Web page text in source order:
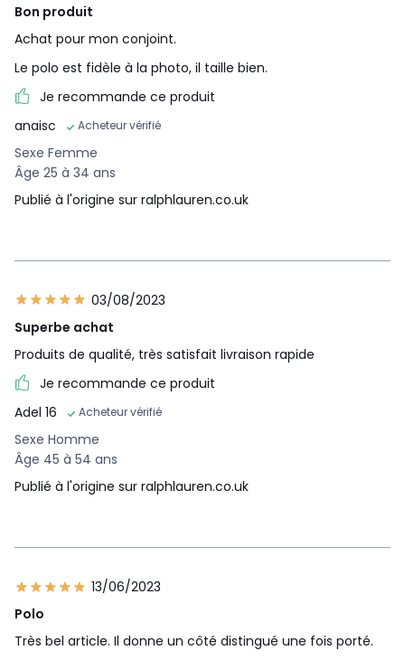
Bon produit
Achat pour mon conjoint.
Le polo est fidèle à la photo, il taille bien.
Je recommande ce produit
anaisc
Acheteur vérifié
Sexe Femme
Âge 25 à 34 ans
Publié à l'origine sur ralphlauren.co.uk
03/08/2023
Superbe achat
Produits de qualité, très satisfait livraison rapide
Je recommande ce produit
Adel 16
Acheteur vérifié
Sexe Homme
Âge 45 à 54 ans
Publié à l'origine sur ralphlauren.co.uk
13/06/2023
Polo
Très bel article. Il donne un côté distingué une fois porté.